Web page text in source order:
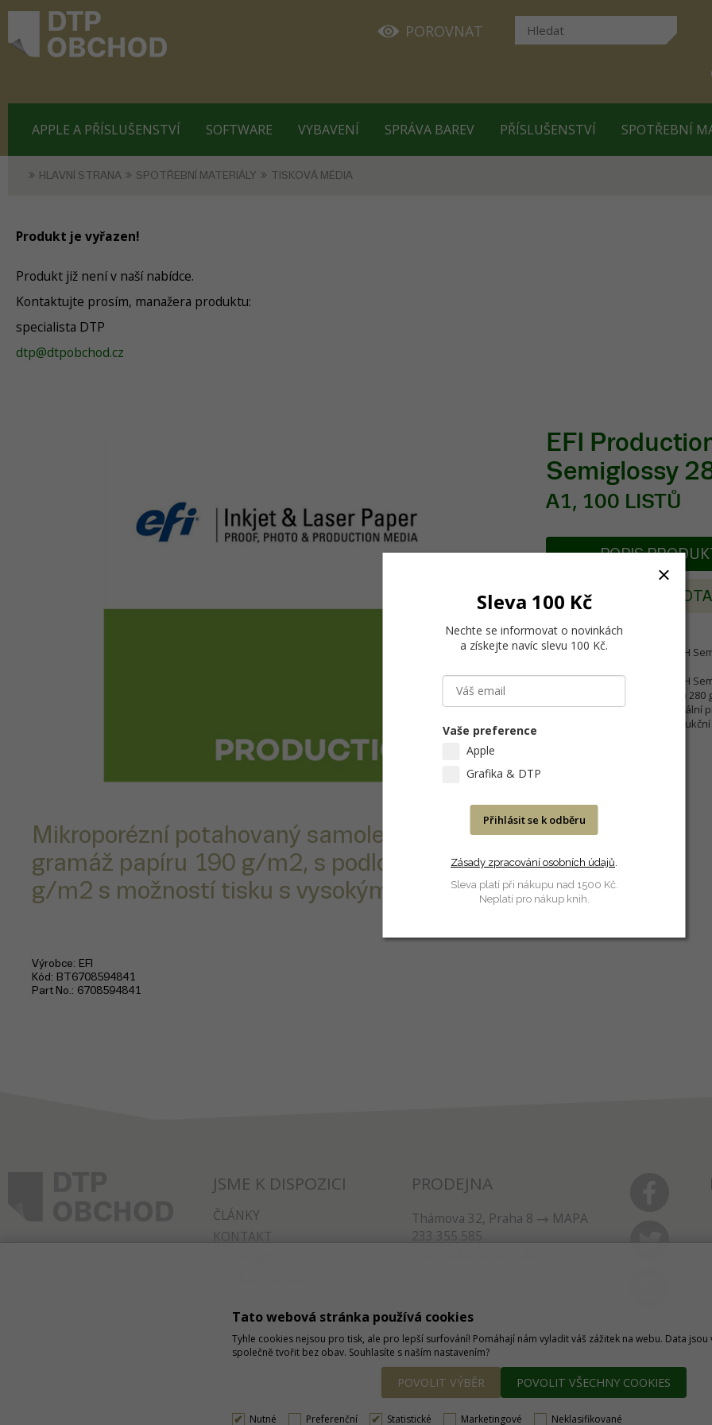
POROVNAT
APPLE A PŘÍSLUŠENSTVÍ SOFTWARE VYBAVENÍ SPRÁVA BAREV PŘÍSLUŠENSTVÍ SPOTŘEBNÍ
HLAVNÍ STRANA SPOTŘEBNÍ MATERIÁLY TISKOVÁ MÉDIA
Produkt je vyřazen!
Produkt již není v naší nabídce.
Kontaktujte prosím, manažera produktu:
specialista DTP
dtp@dtpobchod.cz
EFI
Semiglossy
A1, 100 LISTŮ
Mikroporézní potahovaný samolepící papír -
gramáž papíru 190 g/m2, s podložkou 280
g/m2 s možností tisku s vysokým rozlišením.
Výrobce
EFI
Kód
BT6708594841
Part No.
6708594841
POPIS
POSLAT
EFI Production Paper 1200ADH
EFI Production Paper 1200ADH
papíru 190 g/m2, s podložkou
barevným gamutem, Univerzální
pro aplikace samolepící
JSME K DISPOZICI
ČLÁNKY
KONTAKT
PRODEJNA
Thámova 32, Praha 8
MAPA
233 355 585
Tato webová stránka používá cookies
Tyhle cookies nejsou pro tisk, ale pro lepší surfování! Pomáhají nám vyladit váš zážitek na webu. Data jsou
společně tvořit bez obav. Souhlasíte s naším nastavením?
POVOLIT VÝBĚR POVOLIT VŠECHNY COOKIES
Nutné Preferenční Statistické Marketingové Neklasifikované
Sleva 100 Kč
Nechte se informovat o novinkách
a získejte navíc slevu 100 Kč.
Vaše preference
Apple
Grafika & DTP
Přihlásit se k odběru
Zásady zpracování osobních údajů.
Sleva platí při nákupu nad 1500 Kč.
Neplatí pro nákup knih.